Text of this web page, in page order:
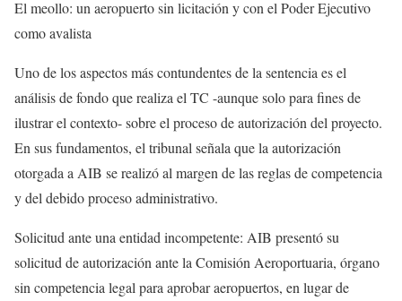
El meollo: un aeropuerto sin licitación y con el Poder Ejecutivo
como avalista
Uno de los aspectos más contundentes de la sentencia es el
análisis de fondo que realiza el TC -aunque solo para fines de
ilustrar el contexto- sobre el proceso de autorización del proyecto.
En sus fundamentos, el tribunal señala que la autorización
otorgada a AIB se realizó al margen de las reglas de competencia
y del debido proceso administrativo.
Solicitud ante una entidad incompetente: AIB presentó su
solicitud de autorización ante la Comisión Aeroportuaria, órgano
sin competencia legal para aprobar aeropuertos, en lugar de